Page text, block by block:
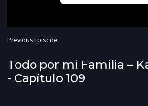
Previous Episode
Todo por mi Familia –
- Capítulo 109